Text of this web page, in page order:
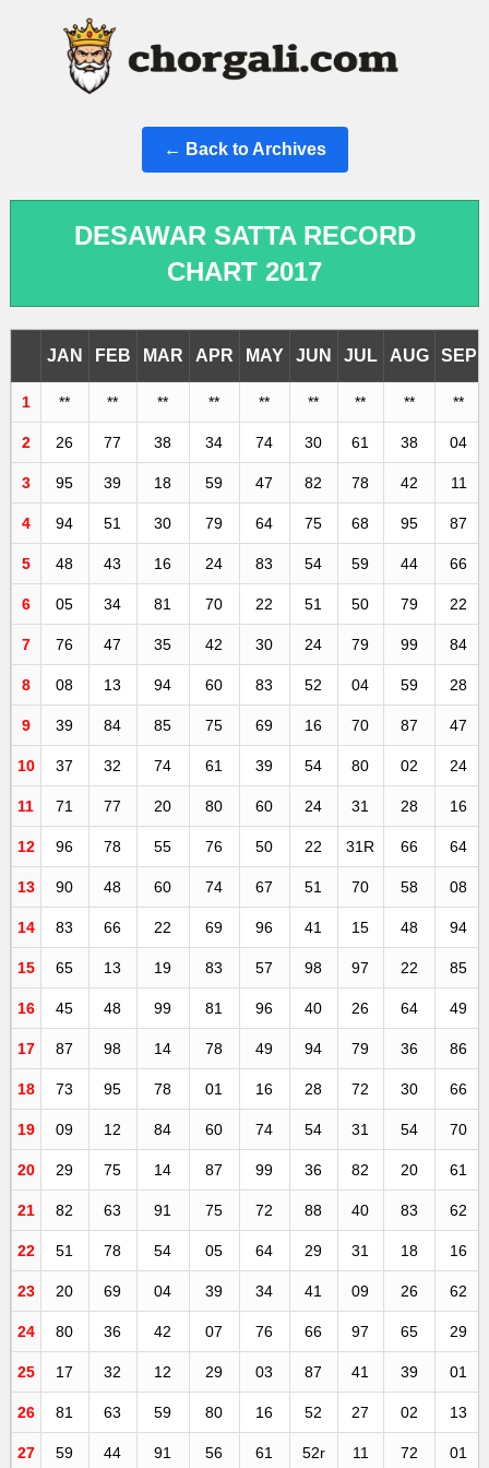
← Back to Archives
DESAWAR SATTA RECORD
CHART 2017
JAN FEB MAR APR MAY JUN JUL AUG SEP
1 ** ** ** ** ** ** ** ** **
2 26 77 38 34 74 30 61 38 04
3 95 39 18 59 47 82 78 42 11
4 94 51 30 79 64 75 68 95 87
5 48 43 16 24 83 54 59 44 66
6 05 34 81 70 22 51 50 79 22
7 76 47 35 42 30 24 79 99 84
8 08 13 94 60 83 52 04 59 28
9 39 84 85 75 69 16 70 87 47
10 37 32 74 61 39 54 80 02 24
11 71 77 20 80 60 24 31 28 16
12 96 78 55 76 50 22 31R 66 64
13 90 48 60 74 67 51 70 58 08
14 83 66 22 69 96 41 15 48 94
15 65 13 19 83 57 98 97 22 85
16 45 48 99 81 96 40 26 64 49
17 87 98 14 78 49 94 79 36 86
18 73 95 78 01 16 28 72 30 66
19 09 12 84 60 74 54 31 54 70
20 29 75 14 87 99 36 82 20 61
21 82 63 91 75 72 88 40 83 62
22 51 78 54 05 64 29 31 18 16
23 20 69 04 39 34 41 09 26 62
24 80 36 42 07 76 66 97 65 29
25 17 32 12 29 03 87 41 39 01
26 81 63 59 80 16 52 27 02 13
27 59 44 91 56 61 52r 11 72 01